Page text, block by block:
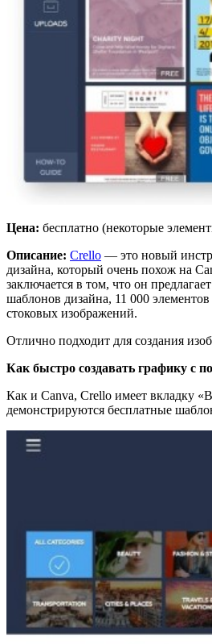
Цена: бесплатно (некоторые
Описание: Crello — это новый
дизайна, который очень похож на
заключается в том, что он
шаблонов дизайна, 11 000
стоковых изображений.
Отлично подходит для создания
Как быстро создавать графику с
Как и Canva, Crello имеет вкладку
демонстрируются бесплатные